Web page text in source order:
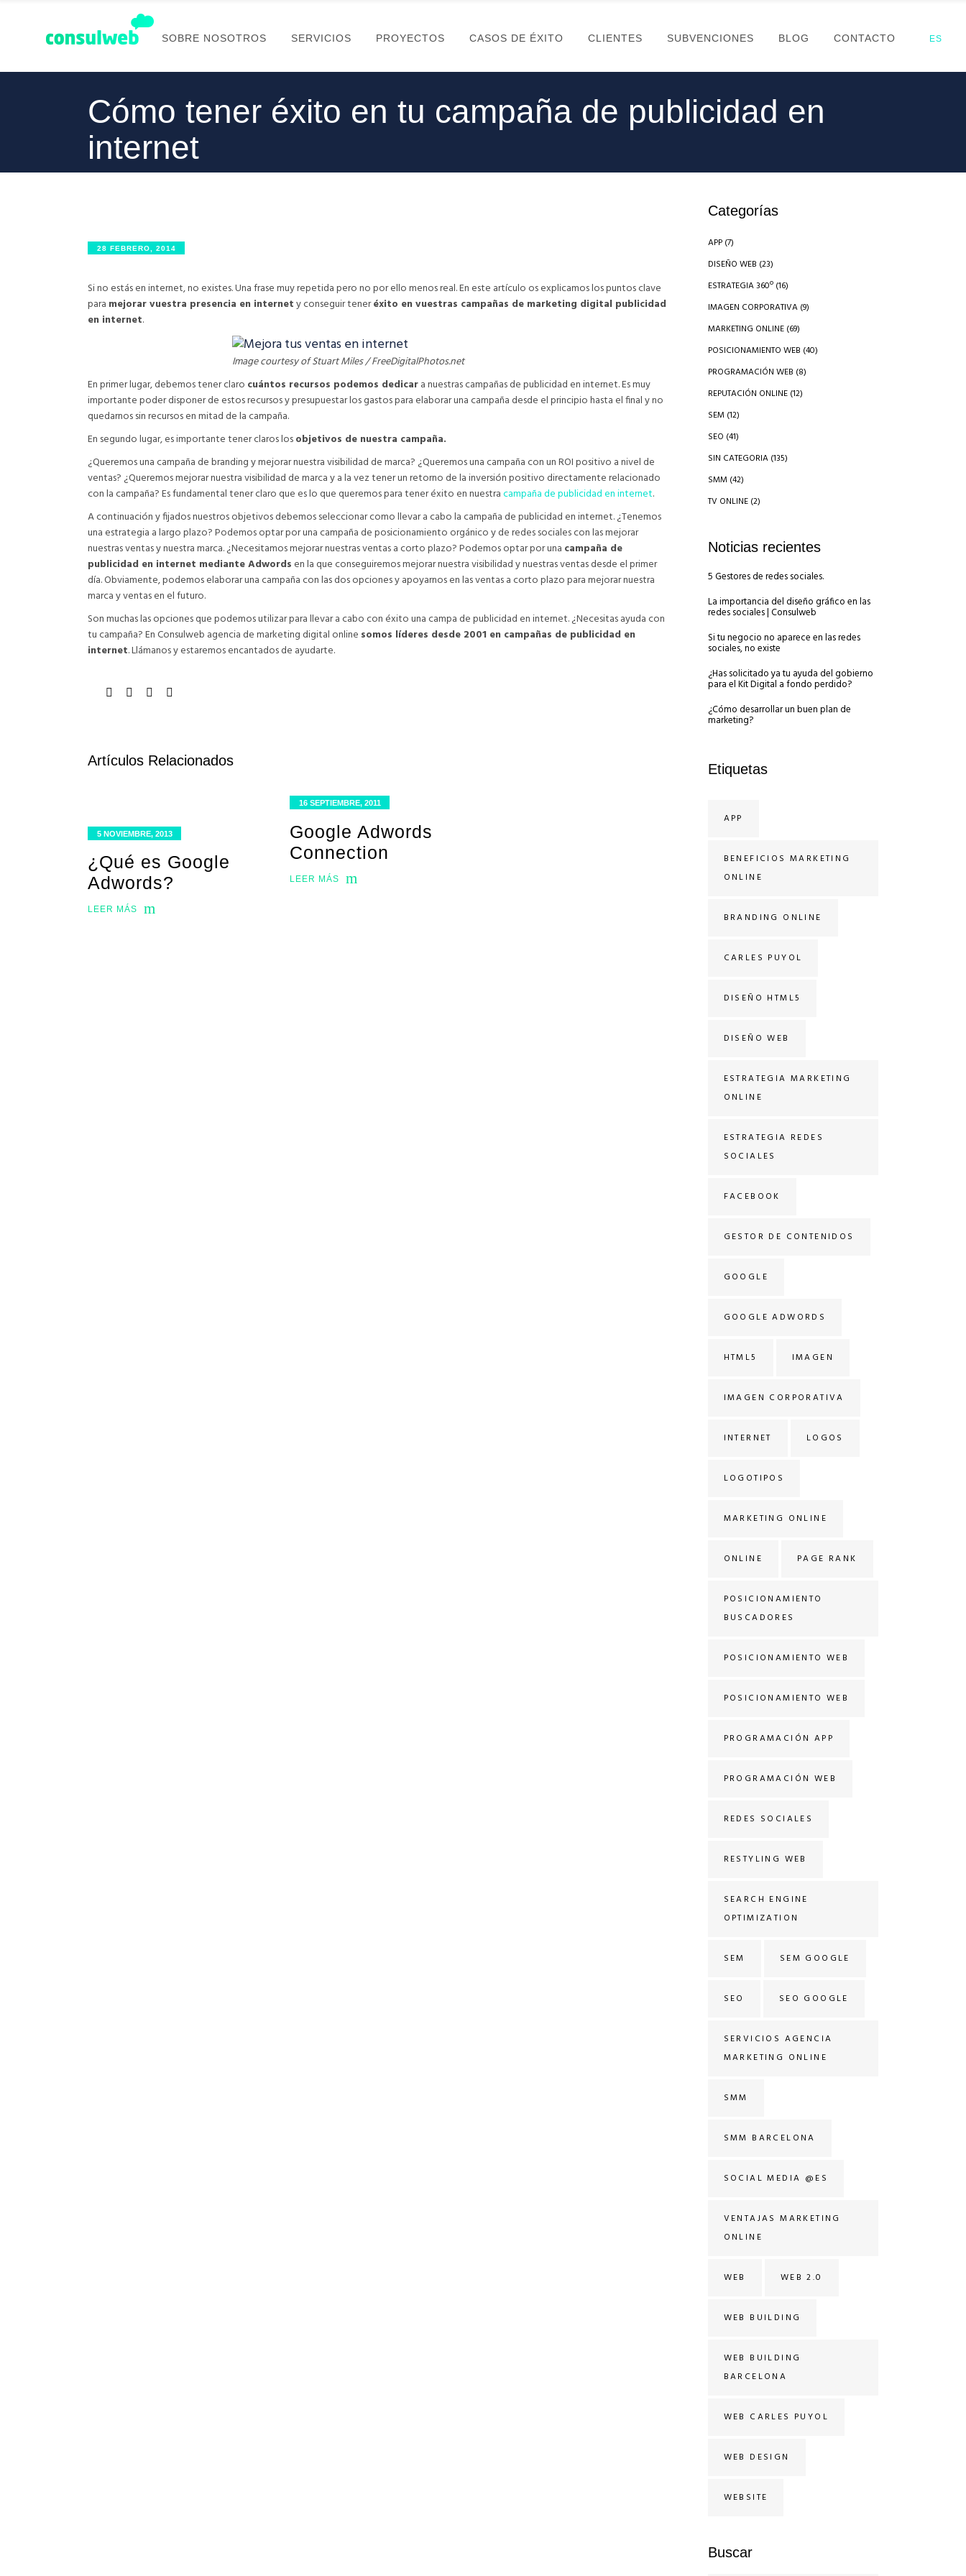
SOBRE NOSOTROS SERVICIOS PROYECTOS CASOS DE ÉXITO CLIENTES SUBVENCIONES BLOG CONTACTO ES
Cómo tener éxito en tu campaña de publicidad en
internet
28 FEBRERO, 2014
Si no estás en internet, no existes. Una frase muy repetida pero no por ello menos real. En este artículo os explicamos los puntos clave
para mejorar vuestra presencia en internety conseguir teneréxito en vuestras campañas de marketing digital publicidad
en internet.
Image courtesy of Stuart Miles / FreeDigitalPhotos.net
En primer lugar, debemos tener claro cuántos recursos podemos dedicara nuestras campañas de publicidad en internet. Es muy
importante poder disponer de estos recursos y presupuestar los gastos para elaborar una campaña desde el principio hasta el final y no
quedarnos sin recursos en mitad de la campaña.
En segundo lugar, es importante tener claros losobjetivos de nuestra campaña.
¿Queremos una campaña de branding y mejorar nuestra visibilidad de marca? ¿Queremos una campaña con un ROI positivo a nivel de
ventas? ¿Queremos mejorar nuestra visibilidad de marca y a la vez tener un retorno de la inversión positivo directamente relacionado
con la campaña? Es fundamental tener claro que es lo que queremos para tener éxito en nuestracampaña de publicidad en internet.
A continuación y fijados nuestros objetivos debemos seleccionar como llevar a cabo la campaña de publicidad en internet. ¿Tenemos
una estrategia a largo plazo? Podemos optar por una campaña de posicionamiento orgánico y de redes sociales con las mejorar
nuestras ventas y nuestra marca. ¿Necesitamos mejorar nuestras ventas a corto plazo? Podemos optar por una campaña de
publicidad en internet mediante Adwords en la que conseguiremos mejorar nuestra visibilidad y nuestras ventas desde el primer
día. Obviamente, podemos elaborar una campaña con las dos opciones y apoyarnos en las ventas a corto plazo para mejorar nuestra
marca y ventas en el futuro.
Son muchas las opciones que podemos utilizar para llevar a cabo con éxito una campa de publicidad en internet. ¿Necesitas ayuda con
tu campaña? En Consulweb agencia de marketing digital online somos líderes desde 2001 en campañas de publicidad en
internet. Llámanos y estaremos encantados de ayudarte.
Artículos Relacionados
5 NOVIEMBRE, 2013
¿Qué es Google
Adwords?
LEER MÁS
16 SEPTIEMBRE, 2011
Google Adwords
Connection
LEER MÁS
Categorías
APP(7)
DISEÑO WEB (23)
ESTRATEGIA 360º(16)
IMAGEN CORPORATIVA(9)
MARKETING ONLINE(69)
POSICIONAMIENTO WEB (40)
PROGRAMACIÓN WEB (8)
REPUTACIÓN ONLINE(12)
SEM(12)
SEO (41)
SIN CATEGORIA(135)
SMM(42)
TV ONLINE(2)
Noticias recientes
5 Gestores de redes sociales.
La importancia del diseño gráfico en las
redes sociales | Consulweb
Si tu negocio no aparece en las redes
sociales, no existe
¿Has solicitado ya tu ayuda del gobierno
para el Kit Digital a fondo perdido?
¿Cómo desarrollar un buen plan de
marketing?
Etiquetas
APP
BENEFICIOS MARKETING
ONLINE
BRANDING ONLINE
CARLES PUYOL
DISEÑO HTML5
DISEÑO WEB
ESTRATEGIA MARKETING
ONLINE
ESTRATEGIA REDES
SOCIALES
FACEBOOK
GESTOR DE CONTENIDOS
GOOGLE
GOOGLE ADWORDS
HTML5 IMAGEN
IMAGEN CORPORATIVA
INTERNET LOGOS
LOGOTIPOS
MARKETING ONLINE
ONLINE PAGE RANK
POSICIONAMIENTO
BUSCADORES
POSICIONAMIENTO WEB
POSICIONAMIENTO WEB
PROGRAMACIÓN APP
PROGRAMACIÓN WEB
REDES SOCIALES
RESTYLING WEB
SEARCH ENGINE
OPTIMIZATION
SEM SEM GOOGLE
SEO SEO GOOGLE
SERVICIOS AGENCIA
MARKETING ONLINE
SMM
SMM BARCELONA
SOCIAL MEDIA @ES
VENTAJAS MARKETING
ONLINE
WEB WEB 2.0
WEB BUILDING
WEB BUILDING
BARCELONA
WEB CARLES PUYOL
WEB DESIGN
WEBSITE
Buscar